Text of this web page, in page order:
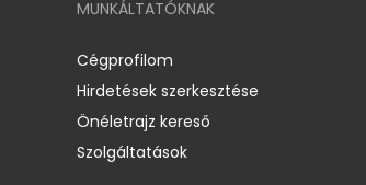
MUNKÁLTATÓKNAK
Cégprofilom
Hirdetések szerkesztése
Önéletrajz kereső
Szolgáltatások